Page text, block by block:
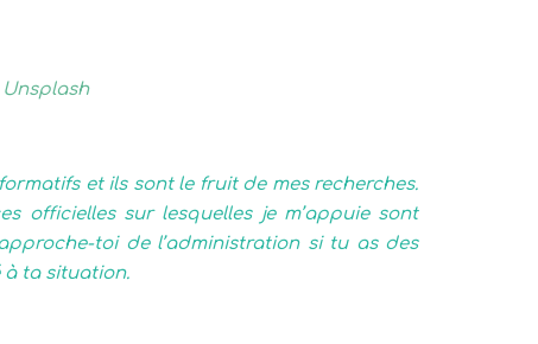
Unsplash
et ils sont le fruit de mes recherches.
officielles sur lesquelles je m’appuie sont
toi de l’administration si tu as des
à ta situation.